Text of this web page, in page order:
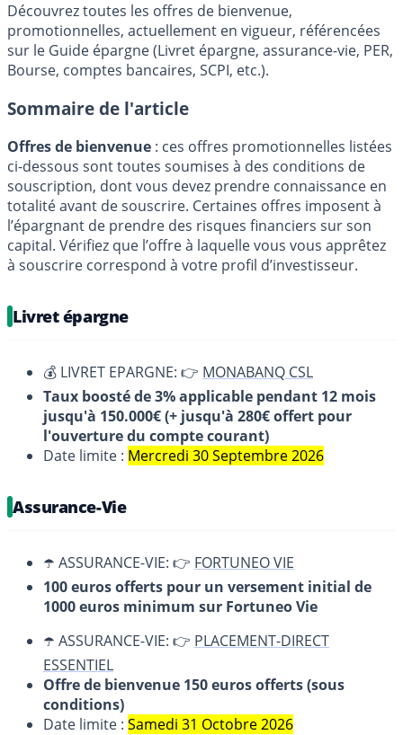
Découvrez toutes les offres de bienvenue,
promotionnelles, actuellement en vigueur, référencées
sur le Guide épargne (Livret épargne, assurance-vie, PER,
Bourse, comptes bancaires, SCPI, etc.).
Sommaire de l'article
Offres de bienvenue : ces offres promotionnelles listées
ci-dessous sont toutes soumises à des conditions de
souscription, dont vous devez prendre connaissance en
totalité avant de souscrire. Certaines offres imposent à
l’épargnant de prendre des risques financiers sur son
capital. Vérifiez que l’offre à laquelle vous vous apprêtez
à souscrire correspond à votre profil d’investisseur.
Livret épargne
💰 LIVRET EPARGNE: 👉 MONABANQ CSL
Taux boosté de 3% applicable pendant 12 mois
jusqu'à 150.000€ (+ jusqu'à 280€ offert pour
l'ouverture du compte courant)
Date limite : Mercredi 30 Septembre 2026
Assurance-Vie
☂️ ASSURANCE-VIE: 👉 FORTUNEO VIE
100 euros offerts pour un versement initial de
1000 euros minimum sur Fortuneo Vie
☂️ ASSURANCE-VIE: 👉 PLACEMENT-DIRECT
ESSENTIEL
Offre de bienvenue 150 euros offerts (sous
conditions)
Date limite : Samedi 31 Octobre 2026